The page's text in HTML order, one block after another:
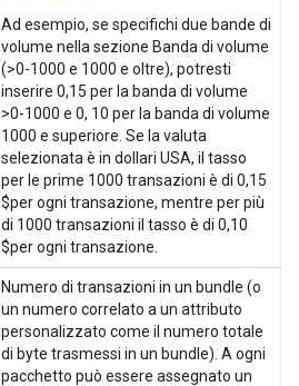
Ad esempio, se specifichi due bande di
volume nella sezione Banda di volume
(>0-1000 e 1000 e oltre), potresti
inserire 0,15 per la banda di volume
>0-1000 e 0, 10 per la banda di volume
1000 e superiore. Se la valuta
selezionata è in dollari USA, il tasso
per le prime 1000 transazioni è di 0,15
$per ogni transazione, mentre per più
di 1000 transazioni il tasso è di 0,10
$per ogni transazione.
Numero di transazioni in un bundle (o
un numero correlato a un attributo
personalizzato come il numero totale
di byte trasmessi in un bundle). A ogni
pacchetto può essere assegnato un